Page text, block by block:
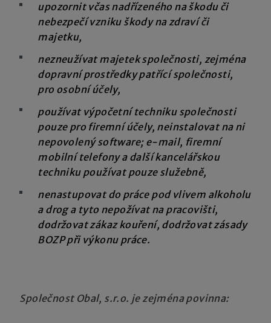
upozornit včas nadřízeného na škodu či
nebezpečí vzniku škody na zdraví či
majetku,
nezneužívat majetek společnosti, zejména
dopravní prostředky patřící společnosti,
pro osobní účely,
používat výpočetní techniku společnosti
pouze pro firemní účely, neinstalovat na ni
nepovolený software; e-mail, firemní
mobilní telefony a další kancelářskou
techniku používat pouze služebně,
nenastupovat do práce pod vlivem alkoholu
a drog a tyto nepožívat na pracovišti,
dodržovat zákaz kouření, dodržovat zásady
BOZP při výkonu práce.
Společnost Obal, s.r.o. je zejména povinna: